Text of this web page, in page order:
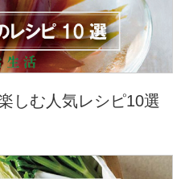
しむ人気レシピ10選